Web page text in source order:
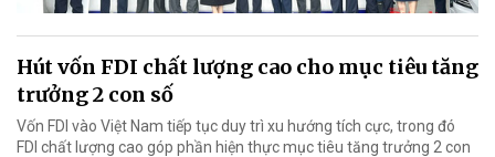
Hút vốn FDI chất lượng cao cho mục tiêu tăng
trưởng 2 con số
Vốn FDI vào Việt Nam tiếp tục duy trì xu hướng tích cực, trong đó
FDI chất lượng cao góp phần hiện thực mục tiêu tăng trưởng 2 con